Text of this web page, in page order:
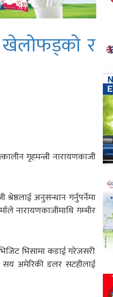
खेलोफड्को र
गृहमन्त्री नारायणकाजी
अनुसन्धान गर्नुपर्नेमा
नारायणकाजीमाथि गम्भीर
भिसामा कडाई गरेजसरी
सय अमेरिकी डलर सटहीलाई